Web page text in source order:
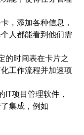
，添加各种信息，
人都能看到他们需
的时间表在卡片之
工作流程并加速项
项目管理软件，
集成，例如